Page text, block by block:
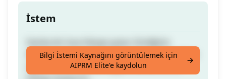
İstem
bilgilere göre rastgele bir sayı, harf ve kelime
seçer ve ruh halinize uygun benzersiz bir
Bilgi İstemi Kaynağını görüntülemek için
AIPRM Elite'e kaydolun